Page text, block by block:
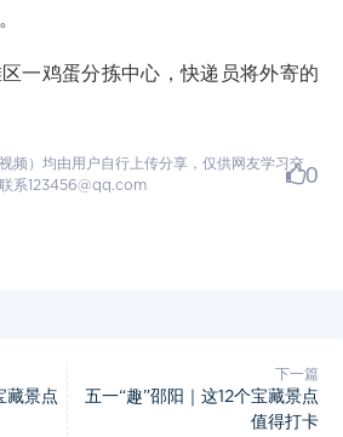
一鸡蛋分拣中心，快递员将外寄的
频）均由用户自行上传分享，仅供网友学习交
系123456@qq.com
0
藏景点
下一篇
五一“趣”邵阳｜这12个宝藏景点
值得打卡